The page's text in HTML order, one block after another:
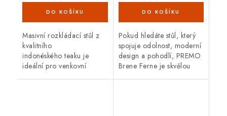
(4 ks)
Masivní rozkládací stůl z
kvalitního
indonéského teaku je
ideální pro venkovní
(3 ks)
Pokud hledáte stůl, který
spojuje odolnost, moderní
design a pohodlí, PREMO
Brene Ferne je skvělou